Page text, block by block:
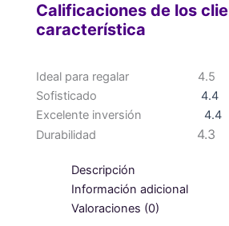
Calificaciones de los
característica
Ideal para regalar
4.5
Sofisticado
4.4
Excelente inversión
4.4
Durabilidad
4.3
Descripción
Información adicional
Valoraciones (0)